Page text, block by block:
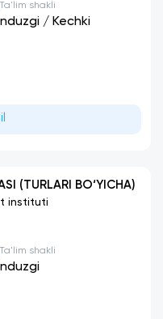
Ta'lim shakli
/ Kechki
(TURLARI BO‘YICHA)
instituti
Ta'lim shakli